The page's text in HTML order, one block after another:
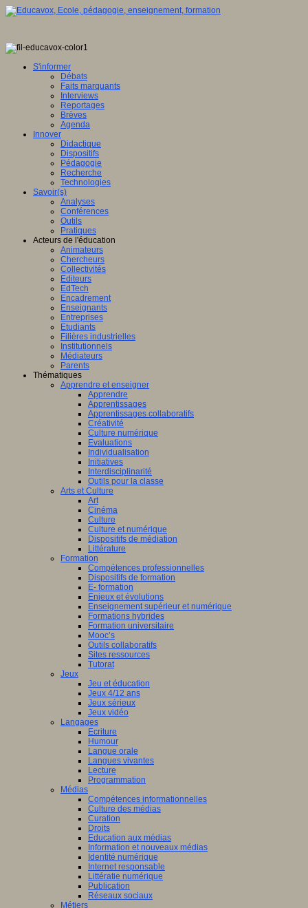
S'informer
Débats
Faits marquants
Interviews
Reportages
Brèves
Agenda
Innover
Didactique
Dispositifs
Pédagogie
Recherche
Technologies
Savoir(s)
Analyses
Conférences
Outils
Pratiques
Acteurs de l'éducation
Animateurs
Chercheurs
Collectivités
Editeurs
EdTech
Encadrement
Enseignants
Entreprises
Etudiants
Filières industrielles
Institutionnels
Médiateurs
Parents
Thématiques
Apprendre et enseigner
Apprendre
Apprentissages
Apprentissages collaboratifs
Créativité
Culture numérique
Evaluations
Individualisation
Initiatives
Interdisciplinarité
Outils pour la classe
Arts et Culture
Art
Cinéma
Culture
Culture et numérique
Dispositifs de médiation
Littérature
Formation
Compétences professionnelles
Dispositifs de formation
E- formation
Enjeux et évolutions
Enseignement supérieur et numérique
Formations hybrides
Formation universitaire
Mooc’s
Outils collaboratifs
Sites ressources
Tutorat
Jeux
Jeu et éducation
Jeux 4/12 ans
Jeux sérieux
Jeux vidéo
Langages
Ecriture
Humour
Langue orale
Langues vivantes
Lecture
Programmation
Médias
Compétences informationnelles
Culture des médias
Curation
Droits
Education aux médias
Information et nouveaux médias
Identité numérique
Internet responsable
Littératie numérique
Publication
Réseaux sociaux
Métiers